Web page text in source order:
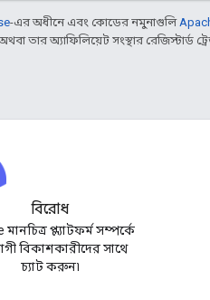
-এর অধীনে এবং কোডের নমুনাগুলি
তার অ্যাফিলিয়েট সংস্থার রেজিস্টার্ড
বিরোধ
প্ল্যাটফর্ম সম্পর্কে
বিকাশকারীদের সাথে
চ্যাট করুন৷